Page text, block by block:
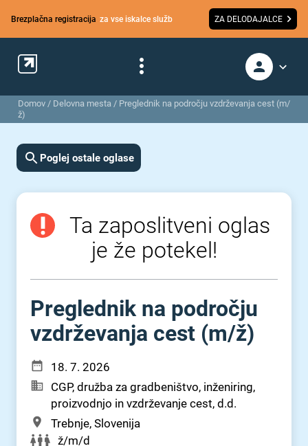
Brezplačna registracija za vse iskalce služb ZA DELODAJALCE
Domov / Delovna mesta / Preglednik na področju vzdrževanja cest (m/
ž)
Poglej ostale oglase
Ta zaposlitveni oglas
je že potekel!
Preglednik na področju
vzdrževanja cest (m⁠/⁠ž)
18. 7. 2026
CGP, družba za gradbeništvo, inženiring,
proizvodnjo in vzdrževanje cest, d.d.
Trebnje, Slovenija
ž/m/d